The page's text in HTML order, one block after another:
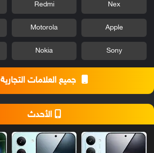
Nex
Redmi
Apple
Motorola
Sony
Nokia
جميع العلامات التجارية
الأحدث